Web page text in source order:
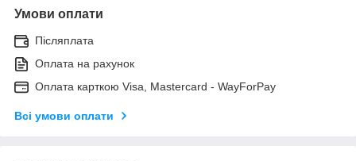
Умови оплати
Післяплата
Оплата на рахунок
Оплата карткою Visa, Mastercard - WayForPay
Всі умови оплати